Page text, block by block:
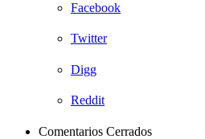
Facebook
Twitter
Digg
Reddit
Comentarios Cerrados